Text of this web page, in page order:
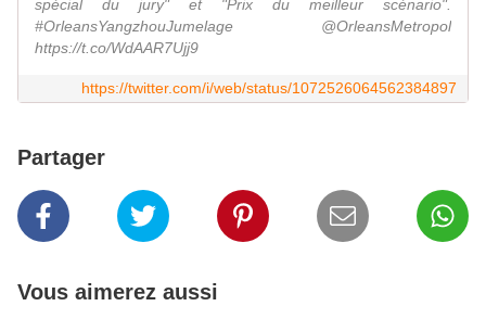
spécial du jury" et "Prix du meilleur scénario".
#OrleansYangzhouJumelage @OrleansMetropol
https://t.co/WdAAR7Ujj9
https://twitter.com/i/web/status/1072526064562384897
Partager
Vous aimerez aussi